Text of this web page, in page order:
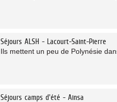
Séjours ALSH - Lacourt-Saint-Pierre
Ils mettent un peu de Polynésie
Séjours camps d'été - Ainsa